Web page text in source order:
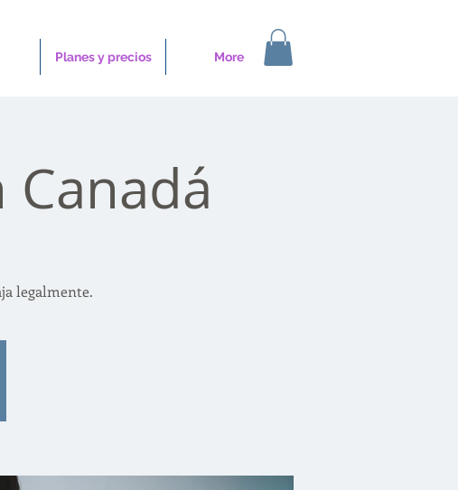
Planes y precios More
legalmente.